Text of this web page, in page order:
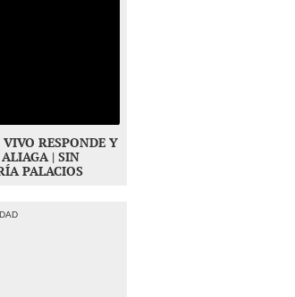
RESPONDE Y
| SIN
PALACIOS